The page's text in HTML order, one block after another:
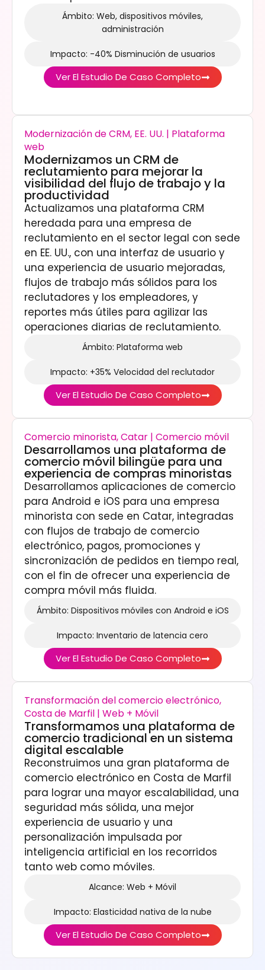
Ámbito: Web, dispositivos móviles,
administración
Impacto: -40% Disminución de usuarios
Ver El Estudio De Caso Completo
Modernización de CRM, EE. UU. | Plataforma
web
Modernizamos un CRM de
reclutamiento para mejorar la
visibilidad del flujo de trabajo y la
productividad
Actualizamos una plataforma CRM
heredada para una empresa de
reclutamiento en el sector legal con sede
en EE. UU., con una interfaz de usuario y
una experiencia de usuario mejoradas,
flujos de trabajo más sólidos para los
reclutadores y los empleadores, y
reportes más útiles para agilizar las
operaciones diarias de reclutamiento.
Ámbito: Plataforma web
Impacto: +35% Velocidad del reclutador
Ver El Estudio De Caso Completo
Comercio minorista, Catar | Comercio móvil
Desarrollamos una plataforma de
comercio móvil bilingüe para una
experiencia de compras minoristas
Desarrollamos aplicaciones de comercio
para Android e iOS para una empresa
minorista con sede en Catar, integradas
con flujos de trabajo de comercio
electrónico, pagos, promociones y
sincronización de pedidos en tiempo real,
con el fin de ofrecer una experiencia de
compra móvil más fluida.
Ámbito: Dispositivos móviles con Android e iOS
Impacto: Inventario de latencia cero
Ver El Estudio De Caso Completo
Transformación del comercio electrónico,
Costa de Marfil | Web + Móvil
Transformamos una plataforma de
comercio tradicional en un sistema
digital escalable
Reconstruimos una gran plataforma de
comercio electrónico en Costa de Marfil
para lograr una mayor escalabilidad, una
seguridad más sólida, una mejor
experiencia de usuario y una
personalización impulsada por
inteligencia artificial en los recorridos
tanto web como móviles.
Alcance: Web + Móvil
Impacto: Elasticidad nativa de la nube
Ver El Estudio De Caso Completo